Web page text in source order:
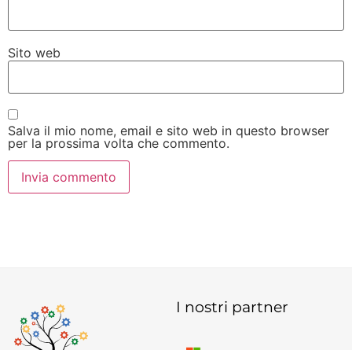
Sito web
Salva il mio nome, email e sito web in questo browser
per la prossima volta che commento.
I nostri partner